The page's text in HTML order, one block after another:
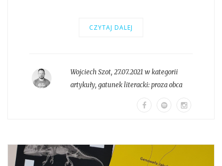
CZYTAJ DALEJ
Wojciech Szot, 27.07.2021 w kategorii
artykuły, gatunek literacki:proza obca